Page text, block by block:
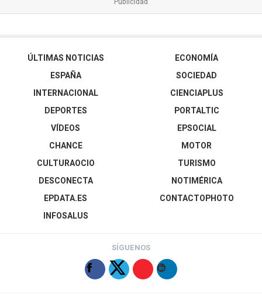
ÚLTIMAS NOTICIAS
ESPAÑA
INTERNACIONAL
DEPORTES
VÍDEOS
ECONOMÍA
SOCIEDAD
CIENCIAPLUS
PORTALTIC
EPSOCIAL
CHANCE
CULTURAOCIO
DESCONECTA
EPDATA.ES
INFOSALUS
MOTOR
TURISMO
NOTIMÉRICA
CONTACTOPHOTO
SÍGUENOS